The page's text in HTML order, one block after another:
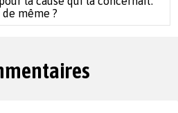
même ?